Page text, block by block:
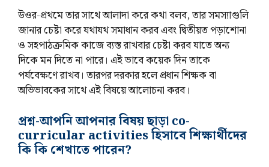
উওর-প্রথমে তার সাথে আলাদা করে কথা বলব, তার সমস্যাগুলি
জানার চেষ্টা করে যথাযথ সমাধান করব এবং দ্বিতীয়ত পড়াশোনা
ও সহপাঠক্রমিক কাজে ব্যস্ত রাখবার চেষ্টা করব যাতে অন্য
দিকে মন দিতে না পারে। এই ভাবে কয়েক দিন তাকে
পর্যবেক্ষণে রাখব। তারপর দরকার হলে প্রধান শিক্ষক বা
অভিভাবকের সাথে এই বিষয়ে আলোচনা করব।
প্রশ্ন-আপনি আপনার বিষয় ছাড়া co-
curricular activities হিসাবে শিক্ষার্থীদের
কি কি শেখাতে পারেন?